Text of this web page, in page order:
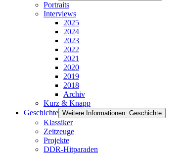
Portraits
Interviews
2025
2024
2023
2022
2021
2020
2019
2018
Archiv
Kurz & Knapp
Geschichte Weitere Informationen: Geschichte
Klassiker
Zeitzeuge
Projekte
DDR-Hitparaden